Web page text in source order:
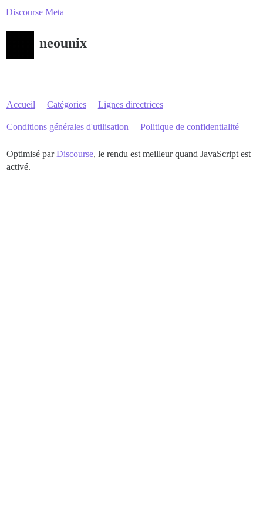
Discourse Meta
neounix
Accueil Catégories Lignes directrices
Conditions générales d'utilisation Politique de confidentialité
Optimisé parDiscourse, le rendu est meilleur quand JavaScript est
activé.